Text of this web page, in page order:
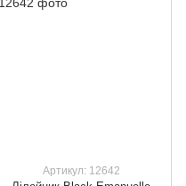
Артикул: 12642